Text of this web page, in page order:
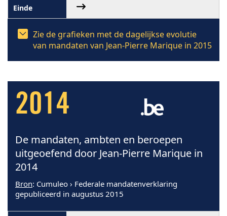
Zie de grafieken met de dagelijkse evolutie
van mandaten van Jean-Pierre Marique in 2015
2014
De mandaten, ambten en beroepen
uitgeoefend door Jean-Pierre Marique in
2014
Bron: Cumuleo › Federale mandatenverklaring
gepubliceerd in augustus 2015